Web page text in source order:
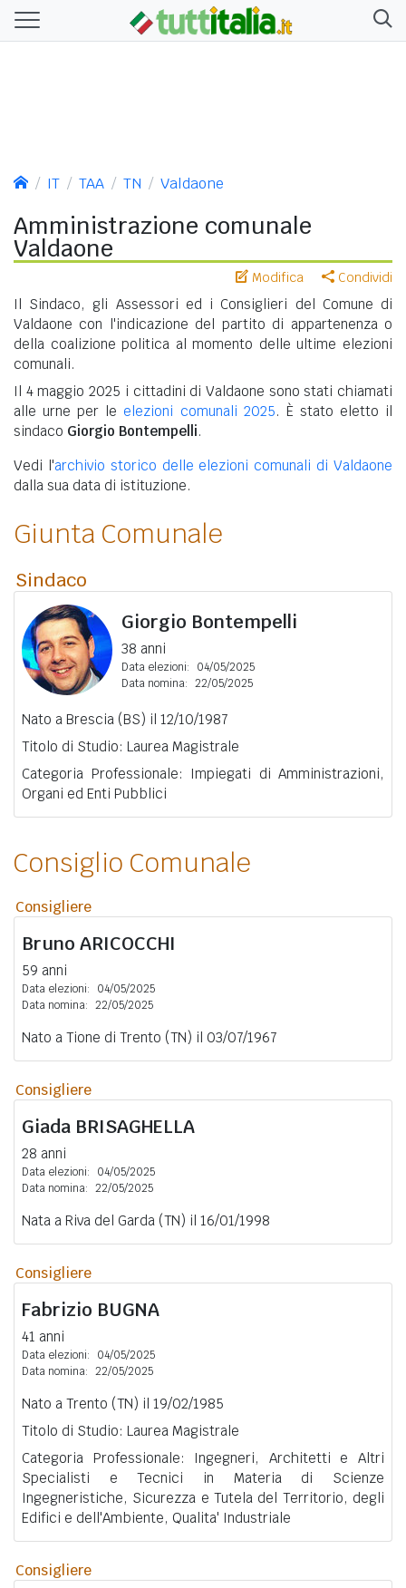
IT TAA TN Valdaone
Amministrazione comunale
Valdaone
Modifica Condividi
Il Sindaco, gli Assessori ed i Consiglieri del Comune di
Valdaone con l'indicazione del partito di appartenenza o
della coalizione politica al momento delle ultime elezioni
comunali.
Il 4 maggio 2025 i cittadini di Valdaone sono stati chiamati
alle urne per le elezioni comunali 2025. È stato eletto il
sindaco Giorgio Bontempelli.
Vedi l'archivio storico delle elezioni comunali di Valdaone
dalla sua data di istituzione.
Giunta Comunale
Sindaco
Giorgio Bontempelli
38 anni
Data elezioni:
04/05/2025
Data nomina: 22/05/2025
Nato a Brescia (BS) il 12/10/1987
Titolo di Studio: Laurea Magistrale
Categoria Professionale: Impiegati di Amministrazioni,
Organi ed Enti Pubblici
Consiglio Comunale
Consigliere
Bruno ARICOCCHI
59 anni
Data elezioni:
04/05/2025
Data nomina: 22/05/2025
Nato a Tione di Trento (TN) il 03/07/1967
Consigliere
Giada BRISAGHELLA
28 anni
Data elezioni:
04/05/2025
Data nomina: 22/05/2025
Nata a Riva del Garda (TN) il 16/01/1998
Consigliere
Fabrizio BUGNA
41 anni
Data elezioni:
04/05/2025
Data nomina: 22/05/2025
Nato a Trento (TN) il 19/02/1985
Titolo di Studio: Laurea Magistrale
Categoria Professionale: Ingegneri, Architetti e Altri
Specialisti e Tecnici in Materia di Scienze
Ingegneristiche, Sicurezza e Tutela del Territorio, degli
Edifici e dell'Ambiente, Qualita' Industriale
Consigliere